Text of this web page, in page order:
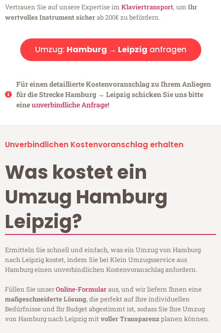
Vertrauen Sie auf unsere Expertise im Klaviertransport, um Ihr
wertvolles Instrument sicherab 200€ zu befördern.
Umzug: Hamburg → Leipzig anfragen
Für einen detaillierte Kostenvoranschlag zu Ihrem Anliegen
für die Strecke Hamburg → Leipzig schicken Sie uns bitte
eineunverbindliche Anfrage!
Unverbindlichen Kostenvoranschlag erhalten
Was kostet ein
Umzug Hamburg
Leipzig?
Ermitteln Sie schnell und einfach, was ein Umzug von Hamburg
nach Leipzig kostet, indem Sie bei Klein Umzugsservice aus
Hamburg einen unverbindlichen Kostenvoranschlag anfordern.
Füllen Sie unserOnline-Formularaus, und wir liefern Ihnen eine
maßgeschneiderte Lösung, die perfekt auf Ihre individuellen
Bedürfnisse und Ihr Budget abgestimmt ist, sodass Sie Ihre Umzug
von Hamburg nach Leipzig mitvoller Transparenzplanen können.